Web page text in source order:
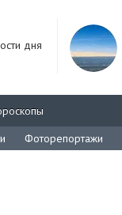
дня
Фоторепортажи